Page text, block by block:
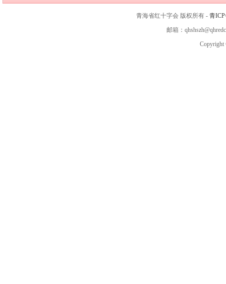
青海省红十字会 版权所有 - 青ICP
邮箱：
Copyright